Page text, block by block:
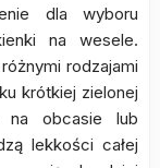
dla wyboru
na wesele.
rodzajami
krótkiej zielonej
na obcasie lub
lekkości całej